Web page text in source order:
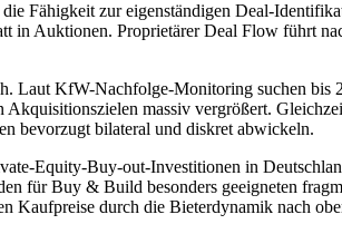
Fähigkeit zur eigenständigen Deal-
in Auktionen. Proprietärer Deal Flow führt
Laut KfW-Nachfolge-Monitoring suchen bis
massiv vergrößert.
bevorzugt bilateral und diskret abwickeln.
Equity-Buy-out-Investitionen in
Buy & Build besonders geeigneten
Kaufpreise durch die Bieterdynamik nach